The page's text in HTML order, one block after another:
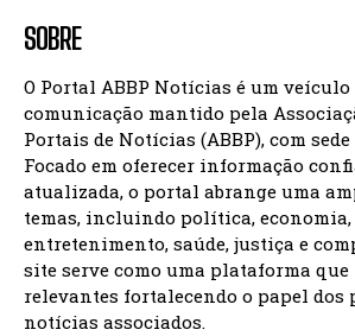
SOBRE
O Portal ABBP Notícias é um
comunicação mantido pela
Portais de Notícias (ABBP), com
Focado em oferecer informação
atualizada, o portal abrange uma
temas, incluindo política,
entretenimento, saúde, justiça e
site serve como uma plataforma
relevantes fortalecendo o papel dos
notícias associados.